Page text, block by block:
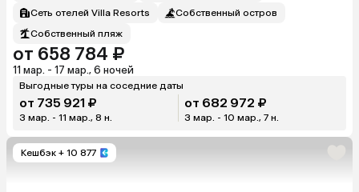
Сеть отелей Villa Resorts
Собственный остров
Собственный пляж
от 658 784 ₽
11 мар. - 17 мар., 6 ночей
Выгодные туры на соседние даты
от 735 921 ₽
3 мар. - 11 мар., 8 н.
от 682 972 ₽
3 мар. - 10 мар., 7 н.
Кешбэк + 10 877